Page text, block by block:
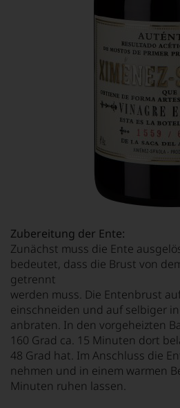
Zubereitung der Ente:
Zunächst muss die Ente
bedeutet, dass die Brust von
getrennt
werden muss. Die Entenbrust
einschneiden und auf selbiger
anbraten. In den vorgeheizten
160 Grad ca. 15 Minuten dort
48 Grad hat. Im Anschluss die
nehmen und in einem warmen
Minuten ruhen lassen.